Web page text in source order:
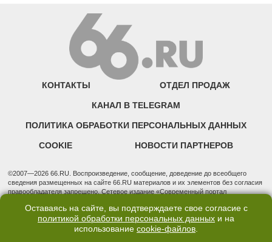
КОНТАКТЫ ОТДЕЛ ПРОДАЖ
КАНАЛ В TELEGRAM
ПОЛИТИКА ОБРАБОТКИ ПЕРСОНАЛЬНЫХ ДАННЫХ
COOKIE НОВОСТИ ПАРТНЕРОВ
©2007—2026 66.RU. Воспроизведение, сообщение, доведение до всеобщего
сведения размещенных на сайте 66.RU материалов и их элементов без согласия
правообладателя запрещено. Сетевое издание «Современный портал
надзору в сфере связи, информационных технологий и массовых коммуникаций
(Роскомнадзор). Регистрационный номер ЭЛ № ФС 77 - 76634 от 02.09.2019
Учредитель: Общество с ограниченной ответственностью "66.ру". Юридический
Оставаясь на сайте, вы подтверждаете свое согласие с
политикой обработки персональных данных и на
использование cookie-файлов.